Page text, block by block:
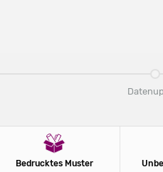
Bedrucktes Muster